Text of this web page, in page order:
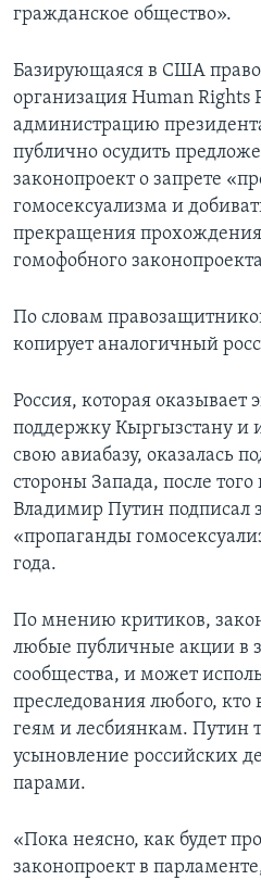
гражданское общество».
Базирующаяся в США
организация Human Rights
администрацию
публично осудить
законопроект о запрете
гомосексуализма и
прекращения прохождения
гомофобного
По словам
копирует аналогичный
Россия, которая оказывает
поддержку Кыргызстану и
свою авиабазу, оказалась
стороны Запада, после
Владимир Путин подписал
«пропаганды
года.
По мнению критиков,
любые публичные акции в
сообщества, и может
преследования любого,
геям и лесбиянкам. Путин
усыновление российских
парами.
«Пока неясно, как будет
законопроект в